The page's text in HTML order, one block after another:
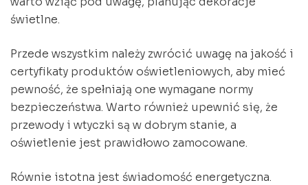
świetlne.
Przede wszystkim należy zwrócić uwagę na jakość i
certyfikaty produktów oświetleniowych, aby mieć
pewność, że spełniają one wymagane normy
bezpieczeństwa. Warto również upewnić się, że
przewody i wtyczki są w dobrym stanie, a
oświetlenie jest prawidłowo zamocowane.
Równie istotna jest świadomość energetyczna.